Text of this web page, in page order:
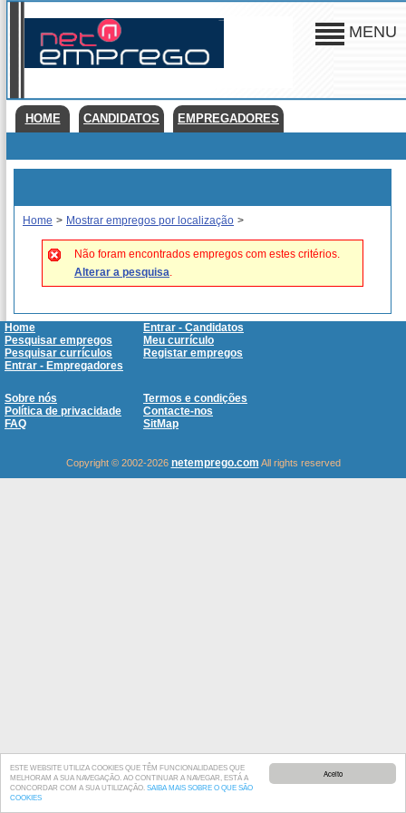
Aceito
ESTE WEBSITE UTILIZA COOKIES QUE TÊM FUNCIONALIDADES QUE
MELHORAM A SUA NAVEGAÇÃO. AO CONTINUAR A NAVEGAR, ESTÁ A
CONCORDAR COM A SUA UTILIZAÇÃO. SAIBA MAIS SOBRE O QUE SÃO
COOKIES
MENU
HOME CANDIDATOS EMPREGADORES
Home > Mostrar empregos por localização >
Não foram encontrados empregos com estes critérios.
Alterar a pesquisa.
Home
Entrar - Candidatos
Pesquisar empregos
Meu currículo
Pesquisar currículos
Registar empregos
Entrar - Empregadores
Sobre nós
Termos e condições
Política de privacidade
Contacte-nos
FAQ
SitMap
Copyright © 2002-2026 netemprego.com All rights reserved